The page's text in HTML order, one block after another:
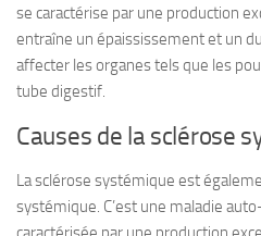
se caractérise par une production
entraîne un épaississement et un
affecter les organes tels que les
tube digestif.
Causes de la sclérose
La sclérose systémique est
systémique. C’est une maladie